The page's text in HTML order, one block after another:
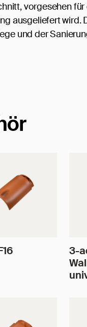
vorgesehen für
ausgeliefert wird.
und der
3-